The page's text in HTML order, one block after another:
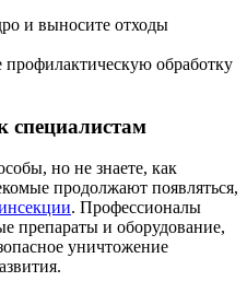
и выносите отходы
обработку
специалистам
но не знаете, как
продолжают появляться,
. Профессионалы
препараты и оборудование,
уничтожение